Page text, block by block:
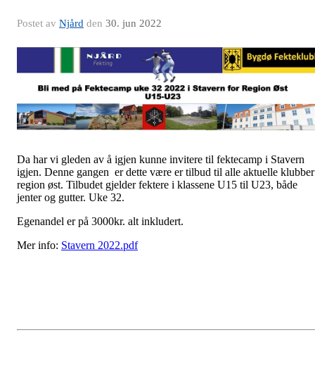
Postet av Njård den 30. jun 2022
Da har vi gleden av å igjen kunne invitere til fektecamp i Stavern
igjen. Denne gangen er dette være er tilbud til alle aktuelle
region øst. Tilbudet gjelder fektere i klassene U15 til U23, både
jenter og gutter. Uke 32.
Egenandel er på 3000kr. alt inkludert.
Mer info: Stavern 2022.pdf